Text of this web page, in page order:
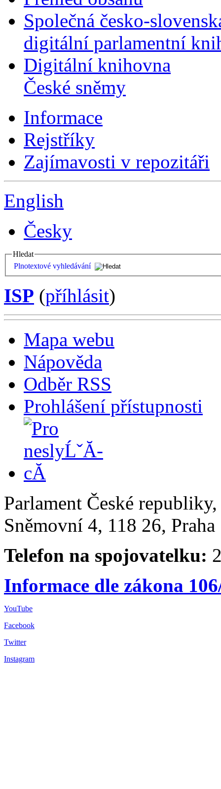
Společná česko-
digitální parlamentní
Digitální knihovna
České sněmy
Informace
Rejstříky
Zajímavosti v repozitáři
English
Česky
Hledat
Plnotextové vyhledávání
ISP (příhlásit)
Mapa webu
Nápověda
Odběr RSS
Prohlášení přístupnosti
Parlament České
Sněmovní 4, 118 26,
Telefon na spojovatelku:
Informace dle zákona
YouTube
Facebook
Twitter
Instagram